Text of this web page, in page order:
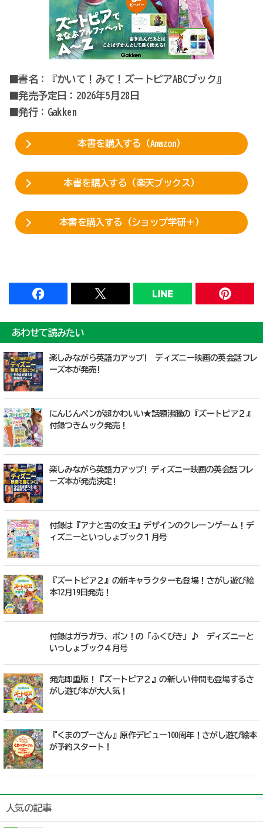
■書名：『かいて！みて！ズートピアABCブック』
■発売予定日：2026年5月28日
■発行：Gakken
本書を購入する（Amazon）
本書を購入する（楽天ブックス）
本書を購入する（ショップ学研＋）
あわせて読みたい
楽しみながら英語力アップ! ディズニー映画の英会話フレ
ーズ本が発売!
にんじんペンが超かわいい★話題沸騰の『ズートピア２』
付録つきムック発売！
楽しみながら英語力アップ! ディズニー映画の英会話フレ
ーズ本が発売決定!
付録は『アナと雪の女王』デザインのクレーンゲーム！デ
ィズニーといっしょブック１月号
『ズートピア２』の新キャラクターも登場！さがし遊び絵
本12月19日発売！
付録はガラガラ、ポン！の「ふくびき」♪ ディズニーと
いっしょブック４月号
発売即重版！『ズートピア２』の新しい仲間も登場するさ
がし遊び本が大人気！
『くまのプーさん』原作デビュー100周年！さがし遊び絵本
が予約スタート！
人気の記事